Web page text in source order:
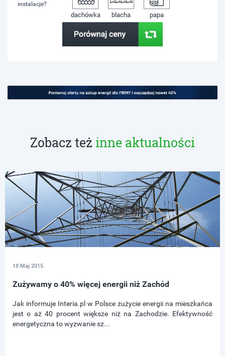
instalacje?
dachówka blacha papa
Zobacz też inne aktualności
18 Maj 2015
Zużywamy o 40% więcej energii niż Zachód
Jak informuje Interia.pl w Polsce zużycie energii na mieszkańca
jest o aż 40 procent większe niż na Zachodzie. Efektywność
energetyczna to wyzwanie sz...